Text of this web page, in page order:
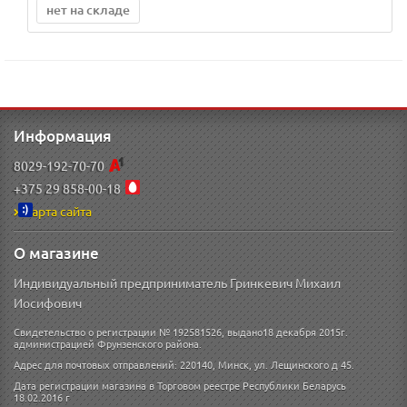
нет на складе
Информация
8029-192-70-70
+375 29 858-00-18
Карта сайта
О магазине
Индивидуальный предприниматель Гринкевич Михаил
Иосифович
Свидетельство о регистрации № 192581526, выдано18 декабря 2015г.
администрацией Фрунзенского района.
Адрес для почтовых отправлений: 220140, Минск, ул. Лещинского д 45.
Дата регистрации магазина в Торговом реестре Республики Беларусь
18.02.2016 г